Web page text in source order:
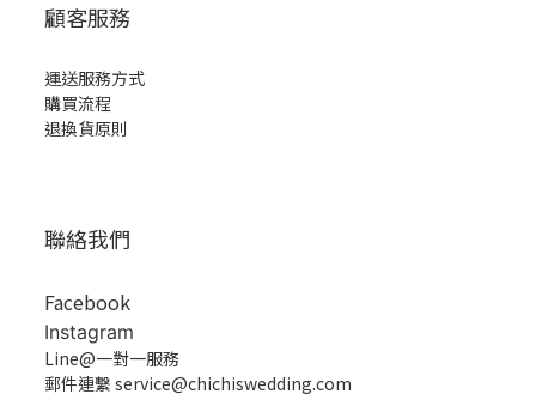
顧客服務
運送服務方式
購買流程
退換貨原則
聯絡我們
Facebook
Instagram
Line@一對一服務
郵件連繫 service@chichiswedding.com